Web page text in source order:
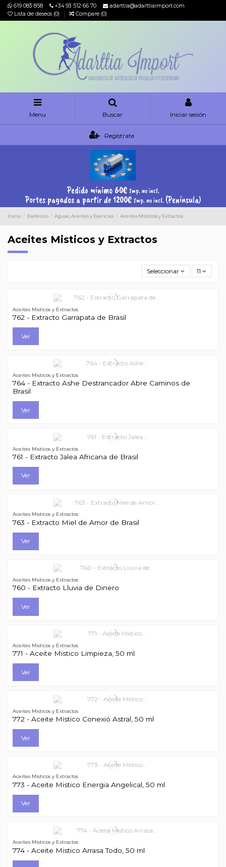
619 083 858 +34 93 512 66 70
adarttia@adarttiaimport.com
Lista de deseos (0) Compare (0)
Menu Buscar Iniciar sesión
Regístrate
Pedido mínimo 60€ Imp. no incl.
Portes pagados a partir de 1200€ Imp. no incl. (Península)
Inicio Esotérico Aguas, Aceites y Esencias Aceites Misticos y Extractos
Aceites Misticos y Extractos
Seleccionar 11
Aceites Misticos y Extractos
762 - Extracto Garrapata de Brasil
Ver
Aceites Misticos y Extractos
764 - Extracto Ashe Destrancador Abre Caminos de
Brasil
Ver
Aceites Misticos y Extractos
761 - Extracto Jalea Africana de Brasil
Ver
Aceites Misticos y Extractos
763 - Extracto Miel de Amor de Brasil
Ver
Aceites Misticos y Extractos
760 - Extracto Lluvia de Dinero
Ver
Aceites Misticos y Extractos
771 - Aceite Mistico Limpieza, 50 ml
Ver
Aceites Misticos y Extractos
772 - Aceite Mistico Conexió Astral, 50 ml
Ver
Aceites Misticos y Extractos
773 - Aceite Mistico Energia Angelical, 50 ml
Ver
Aceites Misticos y Extractos
774 - Aceite Mistico Arrasa Todo, 50 ml